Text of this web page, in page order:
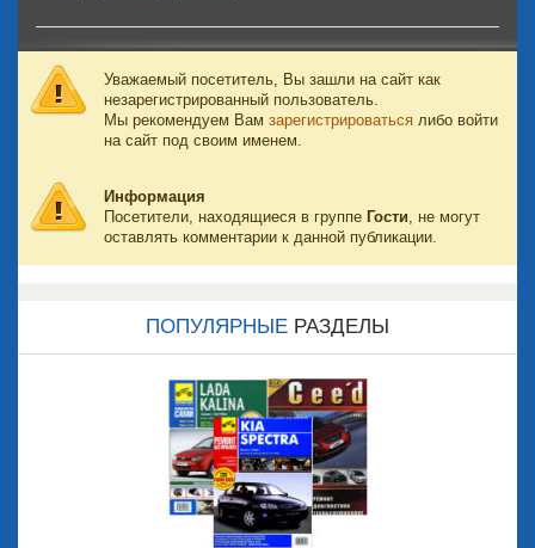
Уважаемый посетитель, Вы зашли на сайт как
незарегистрированный пользователь.
Мы рекомендуем Вам зарегистрироваться либо войти
на сайт под своим именем.
Информация
Посетители, находящиеся в группе Гости, не могут
оставлять комментарии к данной публикации.
ПОПУЛЯРНЫЕ РАЗДЕЛЫ